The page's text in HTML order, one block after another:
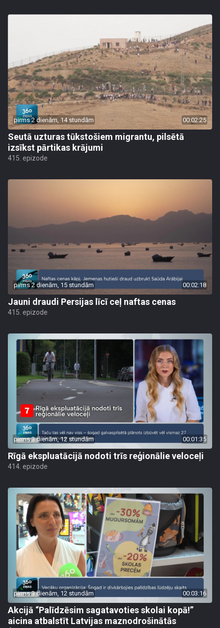
pirms 2 dienām, 14 stundām 00:02:25
Seutā uzturas tūkstošiem migrantu, pilsētā
izsīkst pārtikas krājumi
415. epizode
pirms 2 dienām, 15 stundām 00:02:18
Jauni draudi Persijas līcī ceļ naftas cenas
415. epizode
pirms 3 dienām, 12 stundām 00:01:35
Rīgā ekspluatācijā nodoti trīs reģionālie veloceļi
414. epizode
pirms 3 dienām, 12 stundām 00:03:16
Akcijā “Palīdzēsim sagatavoties skolai kopā!”
aicina atbalstīt Latvijas maznodrošinātās